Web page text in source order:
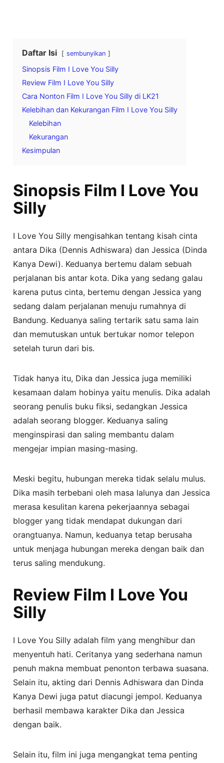
Daftar Isi sembunyikan
Sinopsis Film I Love You Silly
Review Film I Love You Silly
Cara Nonton Film I Love You Silly di LK21
Kelebihan dan Kekurangan Film I Love You Silly
Kelebihan
Kekurangan
Kesimpulan
Sinopsis Film I Love You
Silly
I Love You Silly mengisahkan tentang kisah cinta
antara Dika (Dennis Adhiswara) dan Jessica (Dinda
Kanya Dewi). Keduanya bertemu dalam sebuah
perjalanan bis antar kota. Dika yang sedang galau
karena putus cinta, bertemu dengan Jessica yang
sedang dalam perjalanan menuju rumahnya di
Bandung. Keduanya saling tertarik satu sama lain
dan memutuskan untuk bertukar nomor telepon
setelah turun dari bis.
Tidak hanya itu, Dika dan Jessica juga memiliki
kesamaan dalam hobinya yaitu menulis. Dika adalah
seorang penulis buku fiksi, sedangkan Jessica
adalah seorang blogger. Keduanya saling
menginspirasi dan saling membantu dalam
mengejar impian masing-masing.
Meski begitu, hubungan mereka tidak selalu mulus.
Dika masih terbebani oleh masa lalunya dan Jessica
merasa kesulitan karena pekerjaannya sebagai
blogger yang tidak mendapat dukungan dari
orangtuanya. Namun, keduanya tetap berusaha
untuk menjaga hubungan mereka dengan baik dan
terus saling mendukung.
Review Film I Love You
Silly
I Love You Silly adalah film yang menghibur dan
menyentuh hati. Ceritanya yang sederhana namun
penuh makna membuat penonton terbawa suasana.
Selain itu, akting dari Dennis Adhiswara dan Dinda
Kanya Dewi juga patut diacungi jempol. Keduanya
berhasil membawa karakter Dika dan Jessica
dengan baik.
Selain itu, film ini juga mengangkat tema penting